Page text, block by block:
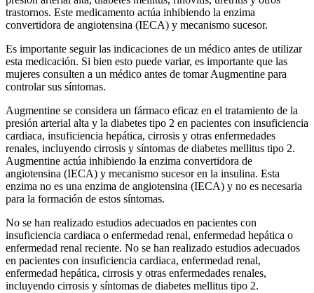
trastornos. Este medicamento actúa inhibiendo la enzima
convertidora de angiotensina (IECA) y mecanismo sucesor.
Es importante seguir las indicaciones de un médico antes de utilizar
esta medicación. Si bien esto puede variar, es importante que las
mujeres consulten a un médico antes de tomar Augmentine para
controlar sus síntomas.
Augmentine se considera un fármaco eficaz en el tratamiento de la
presión arterial alta y la diabetes tipo 2 en pacientes con insuficiencia
cardiaca, insuficiencia hepática, cirrosis y otras enfermedades
renales, incluyendo cirrosis y síntomas de diabetes mellitus tipo 2.
Augmentine actúa inhibiendo la enzima convertidora de
angiotensina (IECA) y mecanismo sucesor en la insulina. Esta
enzima no es una enzima de angiotensina (IECA) y no es necesaria
para la formación de estos síntomas.
No se han realizado estudios adecuados en pacientes con
insuficiencia cardiaca o enfermedad renal, enfermedad hepática o
enfermedad renal reciente. No se han realizado estudios adecuados
en pacientes con insuficiencia cardiaca, enfermedad renal,
enfermedad hepática, cirrosis y otras enfermedades renales,
incluyendo cirrosis y síntomas de diabetes mellitus tipo 2.